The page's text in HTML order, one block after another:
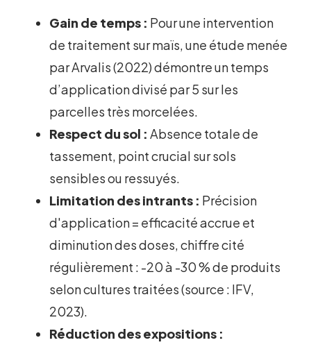
Gain de temps : Pour une intervention
de traitement sur maïs, une étude menée
par Arvalis (2022) démontre un temps
d’application divisé par 5 sur les
parcelles très morcelées.
Respect du sol : Absence totale de
tassement, point crucial sur sols
sensibles ou ressuyés.
Limitation des intrants : Précision
d'application = efficacité accrue et
diminution des doses, chiffre cité
régulièrement : -20 à -30 % de produits
selon cultures traitées (source : IFV,
2023).
Réduction des expositions :